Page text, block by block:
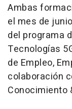
Ambas
el mes de
del programa
Tecnologías
de Empleo,
colaboración
Conocimiento